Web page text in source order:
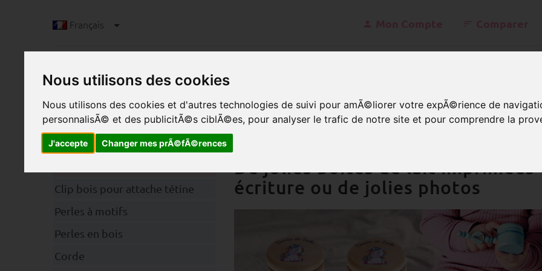
Nous utilisons des cookies
Nous utilisons des cookies et d'autres technologies de suivi pour amÃ©liorer votre expÃ©rience de
personnalisÃ© et des publicitÃ©s ciblÃ©es, pour analyser le trafic de notre site et pour comprendre la
J'accepte Changer mes prÃ©fÃ©rences
Français
De jolies boîtes de lait imprimées
écriture ou de jolies photos
Catégories
Clip bois pour attache tétine
Perles à motifs
Perles en bois
Corde